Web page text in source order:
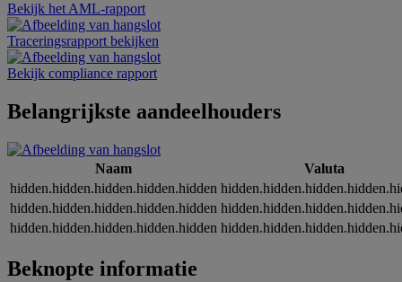
Bekijk het AML-rapport
Traceringsrapport bekijken
Bekijk compliance rapport
Belangrijkste aandeelhouders
Naam
Valuta
hidden.hidden.hidden.hidden.hidden
hidden.hidden.hidden.hidden.hidden
hidden.hidden.hidden.hidden.hidden
Beknopte informatie